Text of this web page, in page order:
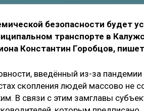
безопасности будет
транспорте в
Константин Горобцов, пишет
введённый из-за пандемии
скопления людей массово не
В связи с этим замглавы